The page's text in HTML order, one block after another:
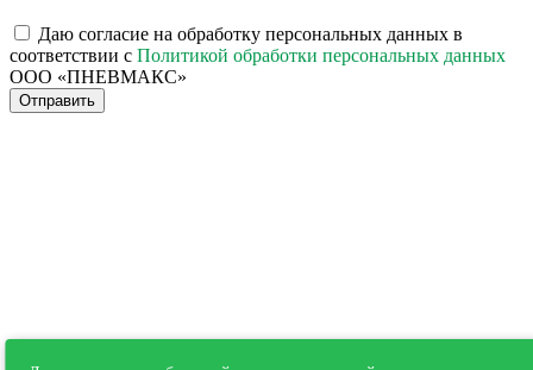
Даю согласие на обработку персональных данных в
соответствии с Политикой обработки персональных данных
ООО «ПНЕВМАКС»
Отправить